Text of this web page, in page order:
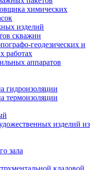
химических
изделий
скважин
геодезических и
работах
аппаратов
гидроизоляции
термоизоляции
изделий из
зала
кладовой